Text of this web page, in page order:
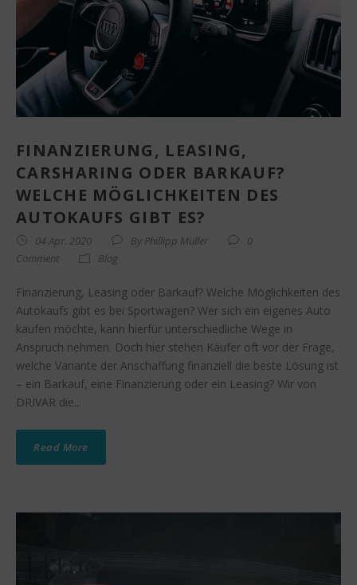
FINANZIERUNG, LEASING,
CARSHARING ODER BARKAUF?
WELCHE MÖGLICHKEITEN DES
AUTOKAUFS GIBT ES?
04 Apr. 2020 By Phillipp Müller
0
Comment
Blog
Finanzierung, Leasing oder Barkauf? Welche Möglichkeiten des
Autokaufs gibt es bei Sportwagen? Wer sich ein eigenes Auto
kaufen möchte, kann hierfür unterschiedliche Wege in
Anspruch nehmen. Doch hier stehen Käufer oft vor der Frage,
welche Variante der Anschaffung finanziell die beste Lösung ist
– ein Barkauf, eine Finanzierung oder ein Leasing? Wir von
DRIVAR die...
Read More